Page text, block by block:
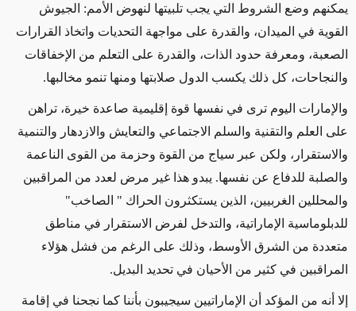
يمكنهم وضع الشروط التي يجب تلبيتها لنهوض الأمم: الجيوش
القوية في الميدان، والقدرة على مواجهة التحديات واتخاذ القرارات
الصعبة، ومعرفة حدود الذات، والقدرة على التعلم من الإخفاقات
والنجاحات، كل ذلك يكسب الدول صلابتها ومنها تنمو مخالبها.
والإمارات اليوم ترى في نفسها قوة إقليمية صاعدة خيرة، تراهن
على العلم والتقنية والسلم الاجتماعي والتعايش والازدهار والتنمية
والاستقرار، ولكن عبر سياج من القوة وحزمة من القوى الناعمة
والصلبة للدفاع عن نفسها. يبدو هذا غير مرض لعدد من المراقبين
والمحللين الغربيين، الذين يستكثرون الحراك " الصاخب"
للدبلوماسية الإماراتية، والتدخل لفرض الاستقرار في مناطق
متعددة من الشرق الأوسط، وذلك على الرغم من فشل هؤلاء
المراقبين في كثير من الأحيان في تحديد البديل.
إلا أنه من المؤكد أن الإماراتيين سيجيبون بأننا كما نجحنا في إقامة